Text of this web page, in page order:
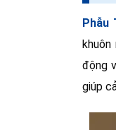
Phẫu
động
giúp